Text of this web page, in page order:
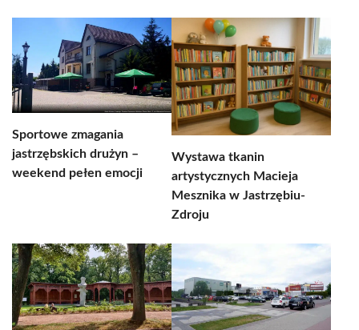
Sportowe zmagania
jastrzębskich drużyn –
weekend pełen emocji
Wystawa tkanin
artystycznych Macieja
Mesznika w Jastrzębiu-
Zdroju